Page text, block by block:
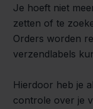
Je hoeft niet
zetten of te
Orders worden
verzendlabels
Hierdoor heb je
controle over je